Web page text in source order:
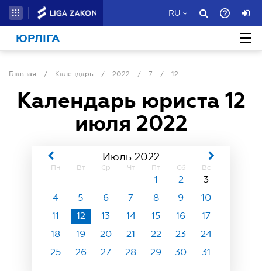
RU
ЮРЛІГА
Главная / Календарь / 2022 / 7 / 12
Календарь юриста 12
июля 2022
Июль 2022
Пн Вт Ср Чт Пт Сб Вс
1 2
3
4
5 6 7 8 9
10
11
12 13 14 15 16
17
18
19 20 21 22 23
24
25
26 27 28 29 30 31